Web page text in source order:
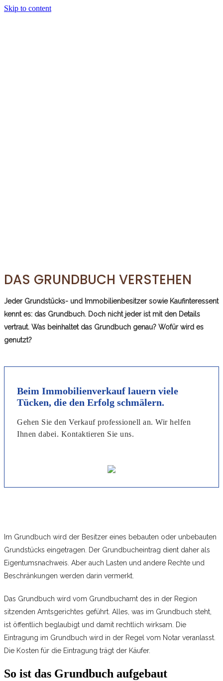
Skip to content
DAS GRUNDBUCH VERSTEHEN
Jeder Grundstücks- und Immobilienbesitzer sowie Kaufinteressent
kennt es: das Grundbuch. Doch nicht jeder ist mit den Details
vertraut. Was beinhaltet das Grundbuch genau? Wofür wird es
genutzt?
Beim Immobilienverkauf lauern viele
Tücken, die den Erfolg schmälern.
Gehen Sie den Verkauf professionell an. Wir helfen
Ihnen dabei. Kontaktieren Sie uns.
Im Grundbuch wird der Besitzer eines bebauten oder unbebauten
Grundstücks eingetragen. Der Grundbucheintrag dient daher als
Eigentumsnachweis. Aber auch Lasten und andere Rechte und
Beschränkungen werden darin vermerkt.
Das Grundbuch wird vom Grundbuchamt des in der Region
sitzenden Amtsgerichtes geführt. Alles, was im Grundbuch steht,
ist öffentlich beglaubigt und damit rechtlich wirksam. Die
Eintragung im Grundbuch wird in der Regel vom Notar veranlasst.
Die Kosten für die Eintragung trägt der Käufer.
So ist das Grundbuch aufgebaut